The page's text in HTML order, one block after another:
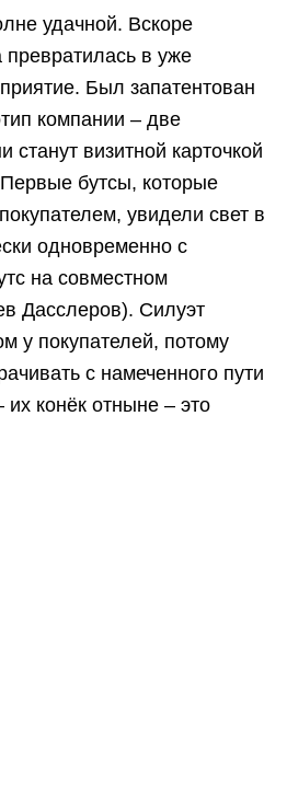
удачной. Вскоре
в уже
Был запатентован
компании – две
станут визитной карточкой
бутсы, которые
увидели свет в
одновременно с
на совместном
Дасслеров). Силуэт
у покупателей, потому
с намеченного пути
их конёк отныне – это